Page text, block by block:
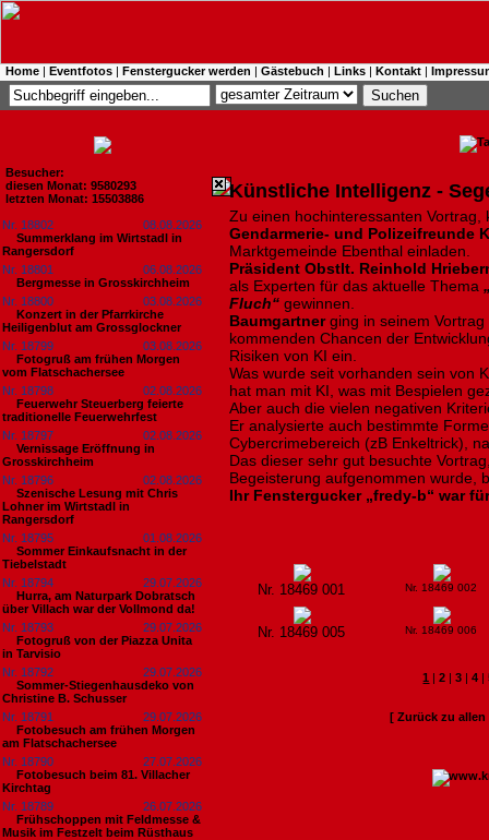
Home | Eventfotos | Fenstergucker werden | Gästebuch | Links | Kontakt |
Besucher:
diesen Monat: 9580293
letzten Monat: 15503886
Nr. 18802
08.08.2026
Summerklang im Wirtstadl in
Rangersdorf
Nr. 18801
06.08.2026
Bergmesse in Grosskirchheim
Nr. 18800
03.08.2026
Konzert in der Pfarrkirche
Heiligenblut am Grossglockner
Nr. 18799
03.08.2026
Fotogruß am frühen Morgen
vom Flatschachersee
Nr. 18798
02.08.2026
Feuerwehr Steuerberg feierte
traditionelle Feuerwehrfest
Nr. 18797
02.08.2026
Vernissage Eröffnung in
Grosskirchheim
Nr. 18796
02.08.2026
Szenische Lesung mit Chris
Lohner im Wirtstadl in
Rangersdorf
Nr. 18795
01.08.2026
Sommer Einkaufsnacht in der
Tiebelstadt
Nr. 18794
29.07.2026
Hurra, am Naturpark Dobratsch
über Villach war der Vollmond da!
Nr. 18793
29.07.2026
Fotogruß von der Piazza Unita
in Tarvisio
Nr. 18792
29.07.2026
Sommer-Stiegenhausdeko von
Christine B. Schusser
Nr. 18791
29.07.2026
Fotobesuch am frühen Morgen
am Flatschachersee
Nr. 18790
27.07.2026
Fotobesuch beim 81. Villacher
Kirchtag
Nr. 18789
26.07.2026
Frühschoppen mit Feldmesse &
Musik im Festzelt beim Rüsthaus
Künstliche Intelligenz -
Zu einen hochinteressanten
Gendarmerie- und Polizeifreunde
Marktgemeinde Ebenthal einladen.
Präsident Obstlt. Reinhold
als Experten für das aktuelle Thema
Fluch“ gewinnen.
Baumgartnerging in seinem
kommenden Chancen der
Risiken von KI ein.
Was wurde seit vorhanden sein von
hat man mit KI, was mit Bespielen
Aber auch die vielen negativen
Er analysierte auch bestimmte
Cybercrimebereich (zB Enkeltrick),
Das dieser sehr gut besuchte
Begeisterung aufgenommen wurde,
Ihr Fenstergucker „fredy-b“ war
Nr. 18469 001 Nr. 18469 002
Nr. 18469 005 Nr. 18469 006
1 |2 |3 |4 |
[ Zurück zu